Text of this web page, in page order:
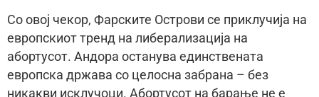
Со овој чекор, Фарските Острови се приклучија на
европскиот тренд на либерализација на
абортусот. Андора останува единствената
европска држава со целосна забрана – без
никакви исклучоци. Абортусот на барање не е